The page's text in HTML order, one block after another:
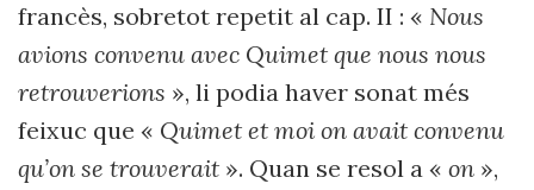
francès, sobretot repetit al cap. II : « Nous
avions convenu avec Quimet que nous nous
retrouverions », li podia haver sonat més
feixuc que « Quimet et moi on avait convenu
qu’on se trouverait ». Quan se resol a « on »,